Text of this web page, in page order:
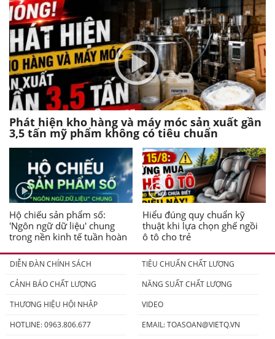
Phát hiện kho hàng và máy móc sản xuất gần
3,5 tấn mỹ phẩm không có tiêu chuẩn
Hộ chiếu sản phẩm số:
'Ngôn ngữ dữ liệu' chung
trong nền kinh tế tuần hoàn
Hiểu đúng quy chuẩn kỹ
thuật khi lựa chọn ghế ngồi
ô tô cho trẻ
DIỄN ĐÀN CHÍNH SÁCH
TIÊU CHUẨN CHẤT LƯỢNG
CẢNH BÁO CHẤT LƯỢNG
NĂNG SUẤT CHẤT LƯỢNG
THƯƠNG HIỆU HỘI NHẬP
VIDEO
HOTLINE: 0963.806.677
EMAIL:TOASOAN@VIETQ.VN